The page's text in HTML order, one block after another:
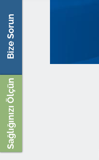
Bize Sorun
Sağlığınızı Ölçün